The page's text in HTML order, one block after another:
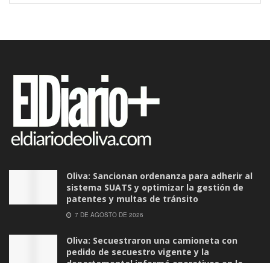
Oliva: Sancionan ordenanza para adherir al
sistema SUATS y optimizar la gestión de
patentes y multas de tránsito
7 DE AGOSTO DE 2026
Oliva: Secuestraron una camioneta con
pedido de secuestro vigente y la